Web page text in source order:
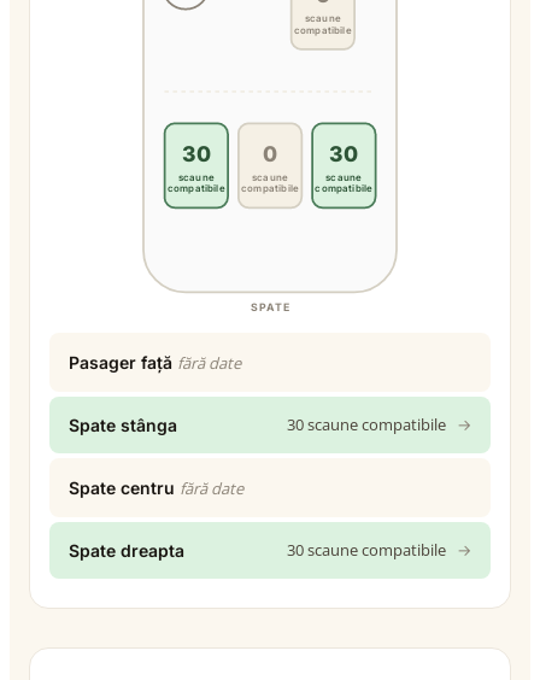
SPATE
scaune
compatibile
30
scaune
compatibile
0
scaune
compatibile
30
scaune
compatibile
Pasager față fără date
Spate stânga 30 scaune compatibile →
Spate centru fără date
Spate dreapta 30 scaune compatibile →